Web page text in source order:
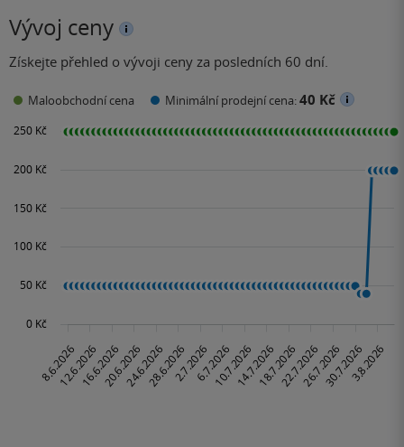
Vývoj ceny
Získejte přehled o vývoji ceny za posledních 60 dní.
Maloobchodní cena Minimální prodejní cena:40 Kč